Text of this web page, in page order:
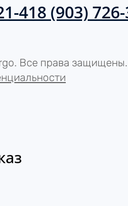
418 (903)
Все права защищены.